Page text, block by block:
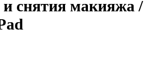
снятия макияжа /